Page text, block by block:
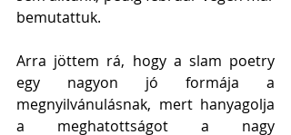
bemutattuk.
Arra jöttem rá, hogy a slam poetry
egy nagyon jó formája a
megnyilvánulásnak, mert hanyagolja
a meghatottságot a nagy